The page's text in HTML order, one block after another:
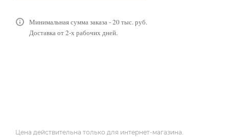
Минимальная сумма заказа - 20 тыс. руб.
Доставка от 2-х рабочих дней.
Цена действительна только для интернет-магазина.